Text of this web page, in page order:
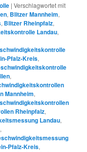
|Verschlagwortet mit
, Blitzer Mannheim,
, Blitzer Rheinpfalz,
Landau,
Pfalz-Kreis,
,
Mannheim,
Rheinpfalz,
Landau,
,
Pfalz-Kreis,